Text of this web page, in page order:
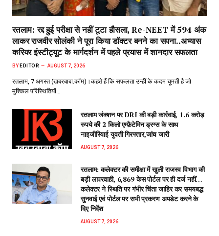
रतलाम: रद्द हुई परीक्षा से नहीं टूटा हौसला, Re-NEET में 594 अंक
लाकर राजवीर सोलंकी ने पूरा किया डॉक्टर बनने का सपना..अभ्यास
करियर इंस्टीट्यूट के मार्गदर्शन में पहले प्रयास में शानदार सफलता
BY EDITOR AUGUST 7, 2026
रतलाम, 7 अगस्त (खबरबाबा.कॉम)।कहते हैं कि सफलता उन्हीं के कदम चूमती है जो
मुश्किल परिस्थितियों…
रतलाम जंक्शन पर DRI की बड़ी कार्रवाई, 1.6 करोड़
रुपये की 2 किलो एम्फ़ैटेमिन ड्रग्स के साथ
नाइजीरियाई युवती गिरफ्तार,जांच जारी
AUGUST 7, 2026
रतलाम: कलेक्टर की समीक्षा में खुली राजस्व विभाग की
बड़ी लापरवाही, 6,869 केस पोर्टल पर ही दर्ज नहीं…
कलेक्टर ने स्थिति पर गंभीर चिंता जाहिर कर समयबद्ध
सुनवाई एवं पोर्टल पर सभी प्रकरण अपडेट करने के
दिए निर्देश
AUGUST 7, 2026